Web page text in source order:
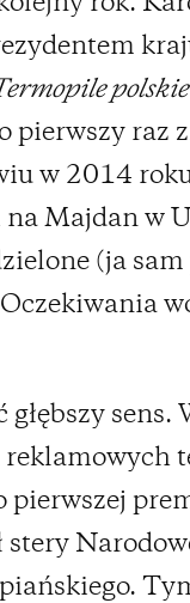
rok.
polskie
pierwszy raz
w 2014
na Majdan w
(ja
sens.
stery